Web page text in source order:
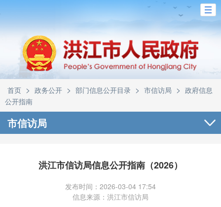
首页 > 政务公开 > 部门信息公开目录 > 市信访局 > 政府信息
公开指南
市信访局
洪江市信访局信息公开指南（2026）
发布时间：2026-03-04 17:54
信息来源：洪江市信访局